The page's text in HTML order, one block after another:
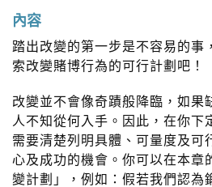
內容
踏出改變的第一步是不容易的事
索改變賭博行為的可行計劃吧！
改變並不會像奇蹟般降臨，如果
人不知從何入手。因此，在你下
需要清楚列明具體、可量度及可
心及成功的機會。你可以在本章
變計劃」，例如：假若我們認為